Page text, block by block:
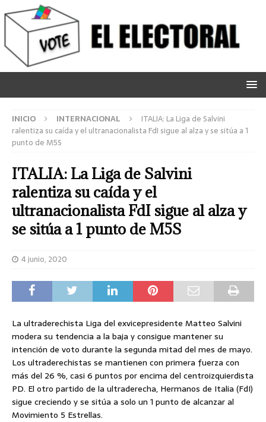
INICIO INTERNACIONAL
ITALIA: La Liga de Salvini
ralentiza su caída y el ultranacionalista FdI sigue al alza y se sitúa a 1
punto de M5S
ITALIA: La Liga de Salvini
ralentiza su caída y el
ultranacionalista FdI sigue al alza y
se sitúa a 1 punto de M5S
4 junio, 2020
La ultraderechista Liga del exvicepresidente Matteo Salvini
modera su tendencia a la baja y consigue mantener su
intención de voto durante la segunda mitad del mes de mayo.
Los ultraderechistas se mantienen con primera fuerza con
más del 26 %, casi 6 puntos por encima del centroizquierdista
PD. El otro partido de la ultraderecha, Hermanos de Italia (FdI)
sigue creciendo y se sitúa a solo un 1 punto de alcanzar al
Movimiento 5 Estrellas.